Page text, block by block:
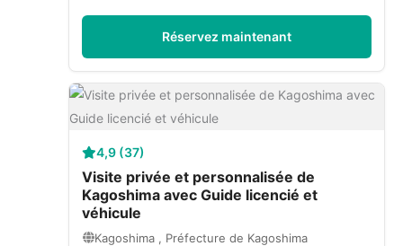
Réservez maintenant
4,9 (37)
Visite privée et personnalisée de
Kagoshima avec Guide licencié et
véhicule
Kagoshima , Préfecture de Kagoshima